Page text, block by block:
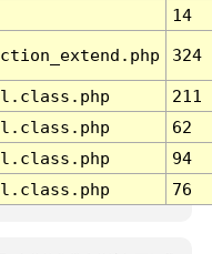
14
324
211
62
94
76